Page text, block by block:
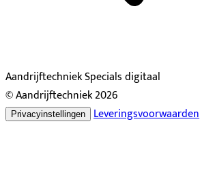
Aandrijftechniek Specials digitaal
© Aandrijftechniek 2026
Privacyinstellingen Leveringsvoorwaarden